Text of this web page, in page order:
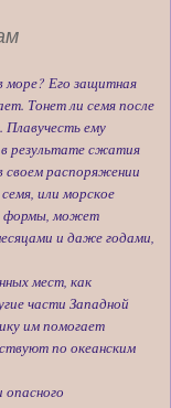
море? Его защитная
Тонет ли семя после
ему
результате сжатия
своем распоряжении
или морское
формы, может
и даже годами,
мест, как
части Западной
им помогает
по океанским